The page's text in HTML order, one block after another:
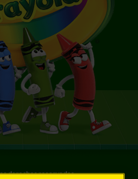
derechos reservados.